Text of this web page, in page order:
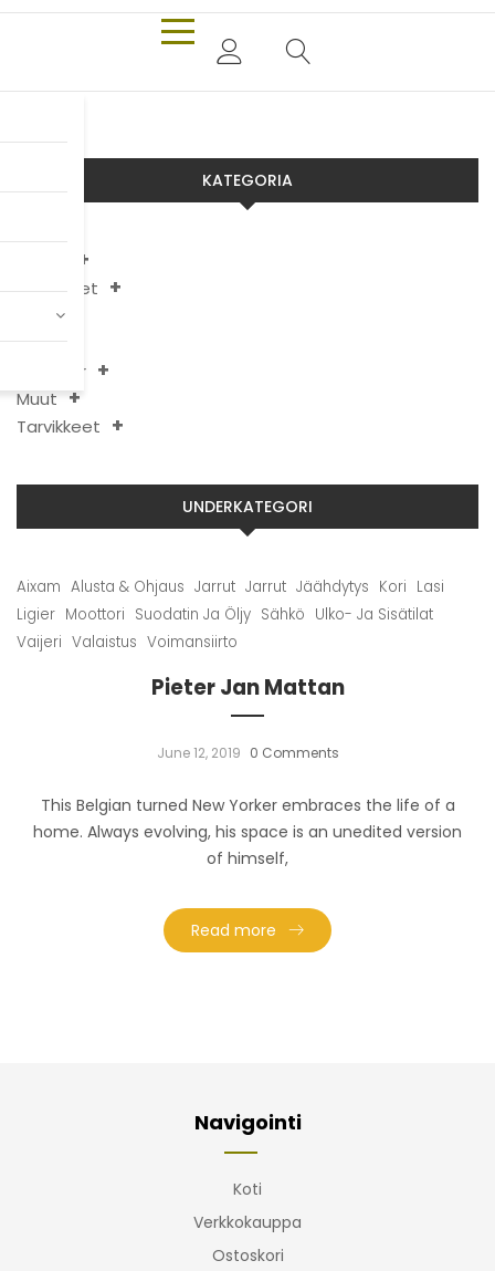
KATEGORIA
Chatenet
Ligier
Microcar
Muut
Tarvikkeet
UNDERKATEGORI
Aixam Alusta & Ohjaus Jarrut Jarrut Jäähdytys Kori Lasi
Ligier Moottori Suodatin Ja Öljy Sähkö Ulko- Ja Sisätilat
Vaijeri Valaistus Voimansiirto
Pieter Jan Mattan
June 12, 2019 0 Comments
This Belgian turned New Yorker embraces the life of a
home. Always evolving, his space is an unedited version
of himself,
Read more
Navigointi
Koti
Verkkokauppa
Ostoskori